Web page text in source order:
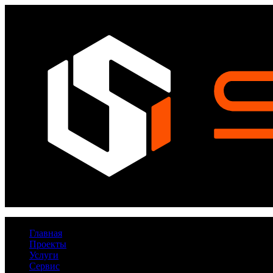
Главная
Проекты
Услуги
Сервис